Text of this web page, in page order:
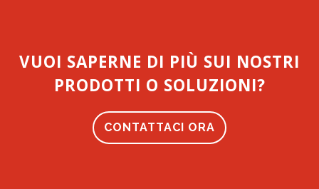
VUOI SAPERNE DI PIÙ SUI NOSTRI
PRODOTTI O SOLUZIONI?
CONTATTACI ORA